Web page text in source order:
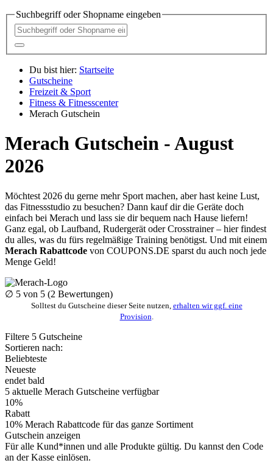
Suchbegriff oder Shopname eingeben
Du bist hier: Startseite
Gutscheine
Freizeit & Sport
Fitness & Fitnesscenter
Merach Gutschein
Merach Gutschein - August
2026
Möchtest 2026 du gerne mehr Sport machen, aber hast keine Lust,
das Fitnessstudio zu besuchen? Dann kauf dir die Geräte doch
einfach bei Merach und lass sie dir bequem nach Hause liefern!
Ganz egal, ob Laufband, Rudergerät oder Crosstrainer – hier findest
du alles, was du fürs regelmäßige Training benötigst. Und mit einem
Merach Rabattcode von COUPONS.DE sparst du auch noch jede
Menge Geld!
∅ 5 von 5 (2 Bewertungen)
Solltest du Gutscheine dieser Seite nutzen, erhalten wir ggf. eine
Provision
Filtere 5 Gutscheine
Sortieren nach:
Beliebteste
Neueste
endet bald
5 aktuelle Merach Gutscheine verfügbar
10%
Rabatt
10% Merach Rabattcode für das ganze Sortiment
Gutschein anzeigen
Für alle Kund*innen und alle Produkte gültig. Du kannst den Code
an der Kasse einlösen.